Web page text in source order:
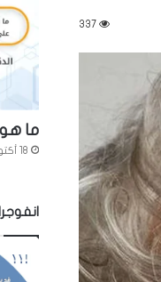
337
ما هو
18 أكتوبر، 2022